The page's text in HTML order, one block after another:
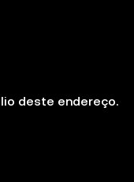
deste endereço.